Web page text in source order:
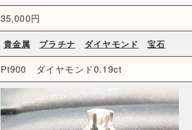
35,000円
貴金属 プラチナ ダイヤモンド 宝石
Pt900 ダイヤモンド0.19ct